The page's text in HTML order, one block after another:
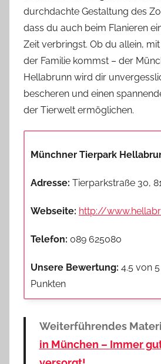
durchdachte Gestaltung des
dass du auch beim Flanieren
Zeit verbringst. Ob du allein,
der Familie kommst – der
Hellabrunn wird dir
bescheren und einen
der Tierwelt ermöglichen.
Münchner Tierpark
Adresse: Tierparkstraße 30,
Webseite: http://
Telefon: 089 625080
Unsere Bewertung: 4.5 von
Punkten
Weiterführendes
in München – Immer